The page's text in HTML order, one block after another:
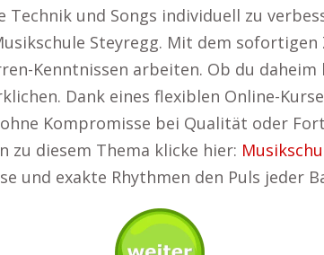
und Songs individuell zu
Steyregg. Mit dem
Kenntnissen arbeiten. Ob du
Dank eines flexiblen Online-
Kompromisse bei Qualität oder
zu diesem Thema klicke hier:
und exakte Rhythmen den Puls jeder